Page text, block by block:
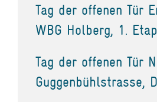
Tag der offenen Tür
WBG Holberg, 1.
Tag der offenen Tür
Guggenbühlstrasse,